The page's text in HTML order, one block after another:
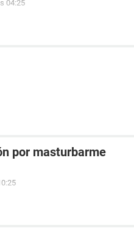
04:25
por masturbarme